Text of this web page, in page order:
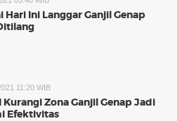
Hari Ini Langgar Ganjil Genap
11:20 WIB
Kurangi Zona Ganjil Genap Jadi
Efektivitas